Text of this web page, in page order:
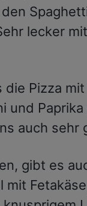
lecker
Pizza
und
auch sehr
gibt es
mit